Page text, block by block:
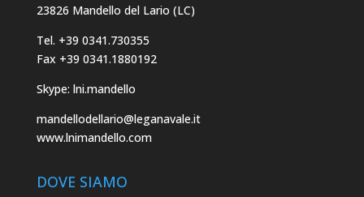
23826 Mandello del Lario (LC)
Tel. +39 0341.730355
Fax +39 0341.1880192
Skype: lni.mandello
mandellodellario@leganavale.it
www.lnimandello.com
DOVE SIAMO